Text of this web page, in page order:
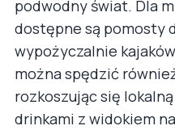
podwodny świat. Dla
dostępne są pomosty
wypożyczalnie
można spędzić
rozkoszując się
drinkami z widokiem